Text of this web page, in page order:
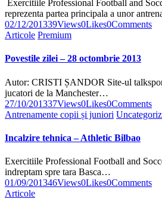
Exercitiile Professional Football and
reprezenta partea principala a unor
02/12/201339Views0Likes0Comments
Articole Premium
Povestile zilei – 28 octombrie 2013
Autor: CRISTI ȘANDOR Site-ul
jucatori de la Manchester…
27/10/201337Views0Likes0Comments
Antrenamente copii și juniori
Incalzire tehnica – Athletic Bilbao
Exercitiile Professional Football and
indreptam spre tara Basca…
01/09/201346Views0Likes0Comments
Articole